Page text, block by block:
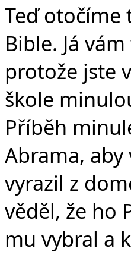
Teď otočíme
Bible. Já
protože jste
škole
Příběh
Abrama, aby
vyrazil z
věděl, že ho
mu vybral a